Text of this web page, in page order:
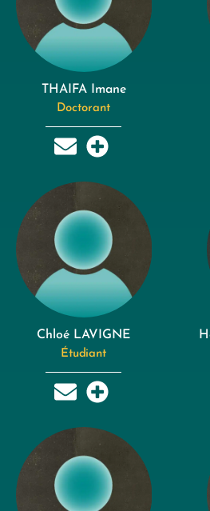
THAIFA Imane
Doctorant
Chloé LAVIGNE
Étudiant